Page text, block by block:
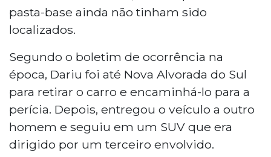
pasta-base ainda não tinham sido
localizados.
Segundo o boletim de ocorrência na
época, Dariu foi até Nova Alvorada do Sul
para retirar o carro e encaminhá-lo para a
perícia. Depois, entregou o veículo a outro
homem e seguiu em um SUV que era
dirigido por um terceiro envolvido.